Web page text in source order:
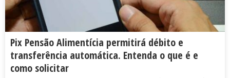
Pix Pensão Alimentícia permitirá débito e
transferência automática. Entenda o que é e
como solicitar